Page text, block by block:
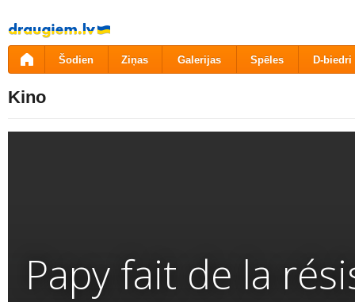
Pāriet
uz
saturu
Šodien Ziņas Galerijas Spēles D-biedri
Kino
Papy fait de la